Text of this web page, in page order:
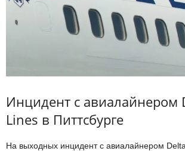
Инцидент с авиалайнером
Lines в Питтсбурге
На выходных инцидент с авиалайнером